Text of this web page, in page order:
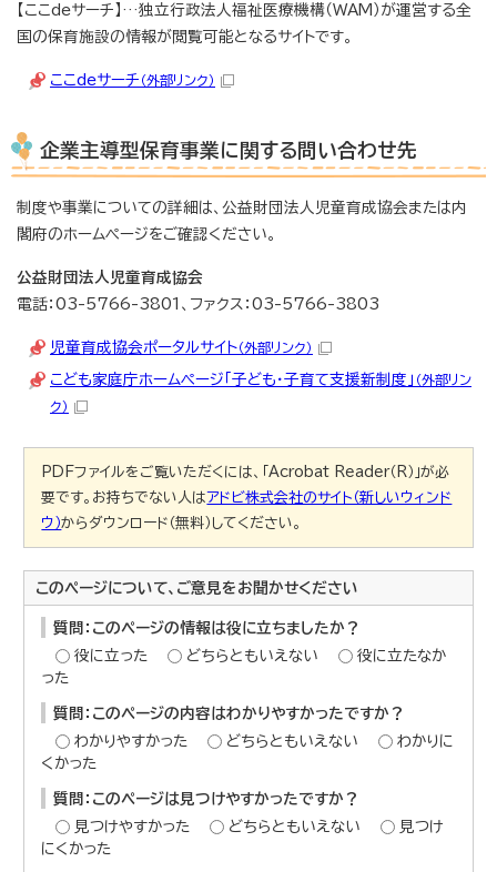
【ここdeサーチ】…独立行政法人福祉医療機構（WAM）が運営する全
国の保育施設の情報が閲覧可能となるサイトです。
ここdeサーチ （外部リンク）
企業主導型保育事業に関する問い合わせ先
制度や事業についての詳細は、公益財団法人児童育成協会または内
閣府のホームページをご確認ください。
公益財団法人児童育成協会
電話：03-5766-3801、ファクス：03-5766-3803
児童育成協会ポータルサイト（外部リンク）
こども家庭庁ホームページ「子ども・子育て支援新制度」 （外部リン
ク）
PDFファイルをご覧いただくには、「Acrobat Reader（R）」が必
要です。お持ちでない人はアドビ株式会社のサイト（新しいウィンド
ウ）からダウンロード（無料）してください。
このページについて、ご意見をお聞かせください
質問：このページの情報は役に立ちましたか？
役に立った
どちらともいえない
役に立たなか
った
質問：このページの内容はわかりやすかったですか？
わかりやすかった
どちらともいえない
わかりに
くかった
質問：このページは見つけやすかったですか？
見つけやすかった
どちらともいえない
見つけ
にくかった